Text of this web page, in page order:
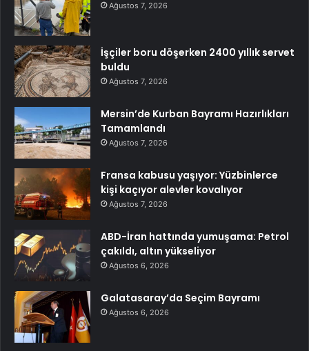
Ağustos 7, 2026
İşçiler boru döşerken 2400 yıllık servet
buldu
Ağustos 7, 2026
Mersin’de Kurban Bayramı Hazırlıkları
Tamamlandı
Ağustos 7, 2026
Fransa kabusu yaşıyor: Yüzbinlerce
kişi kaçıyor alevler kovalıyor
Ağustos 7, 2026
ABD-İran hattında yumuşama: Petrol
çakıldı, altın yükseliyor
Ağustos 6, 2026
Galatasaray’da Seçim Bayramı
Ağustos 6, 2026